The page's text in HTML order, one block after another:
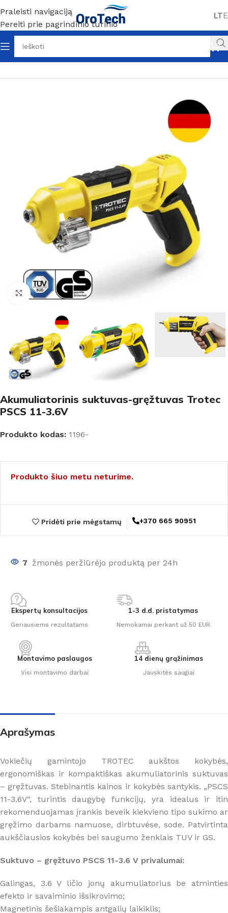
Praleisti navigaciją
Pereiti prie pagrindinio turinio
LT
Pradžia Be kategorijos
Padidinti
Akumuliatorinis suktuvas-gręžtuvas Trotec
PSCS 11-3.6V
Produkto kodas: 1196-
Produkto šiuo metu neturime.
Pridėti prie mėgstamų +370 665 90951
7 žmonės peržiūrėjo produktą per 24h
Ekspertų konsultacijos
Geriausiems rezultatams
1-3 d.d. pristatymas
Nemokamai perkant už 50 EUR
Montavimo paslaugos
Visi montavimo darbai
14 dienų grąžinimas
Jauskitės saugiai
Aprašymas
Vokiečių gamintojo TROTEC aukštos kokybės,
ergonomiškas ir kompaktiškas akumuliatorinis suktuvas
– gręžtuvas. Stebinantis kainos ir kokybės santykis. „PSCS
11-3.6V“, turintis daugybę funkcijų, yra idealus ir itin
rekomenduojamas įrankis beveik kiekvieno tipo sukimo ar
gręžimo darbams namuose, dirbtuvėse, sode. Patvirtinta
aukščiausios kokybės bei saugumo ženklais TUV ir GS.
Suktuvo – gręžtuvo PSCS 11-3.6 V privalumai:
Galingas, 3.6 V ličio jonų akumuliatorius be atminties
efekto ir savaiminio išsikrovimo;
Magnetinis šešiakampis antgalių laikiklis;